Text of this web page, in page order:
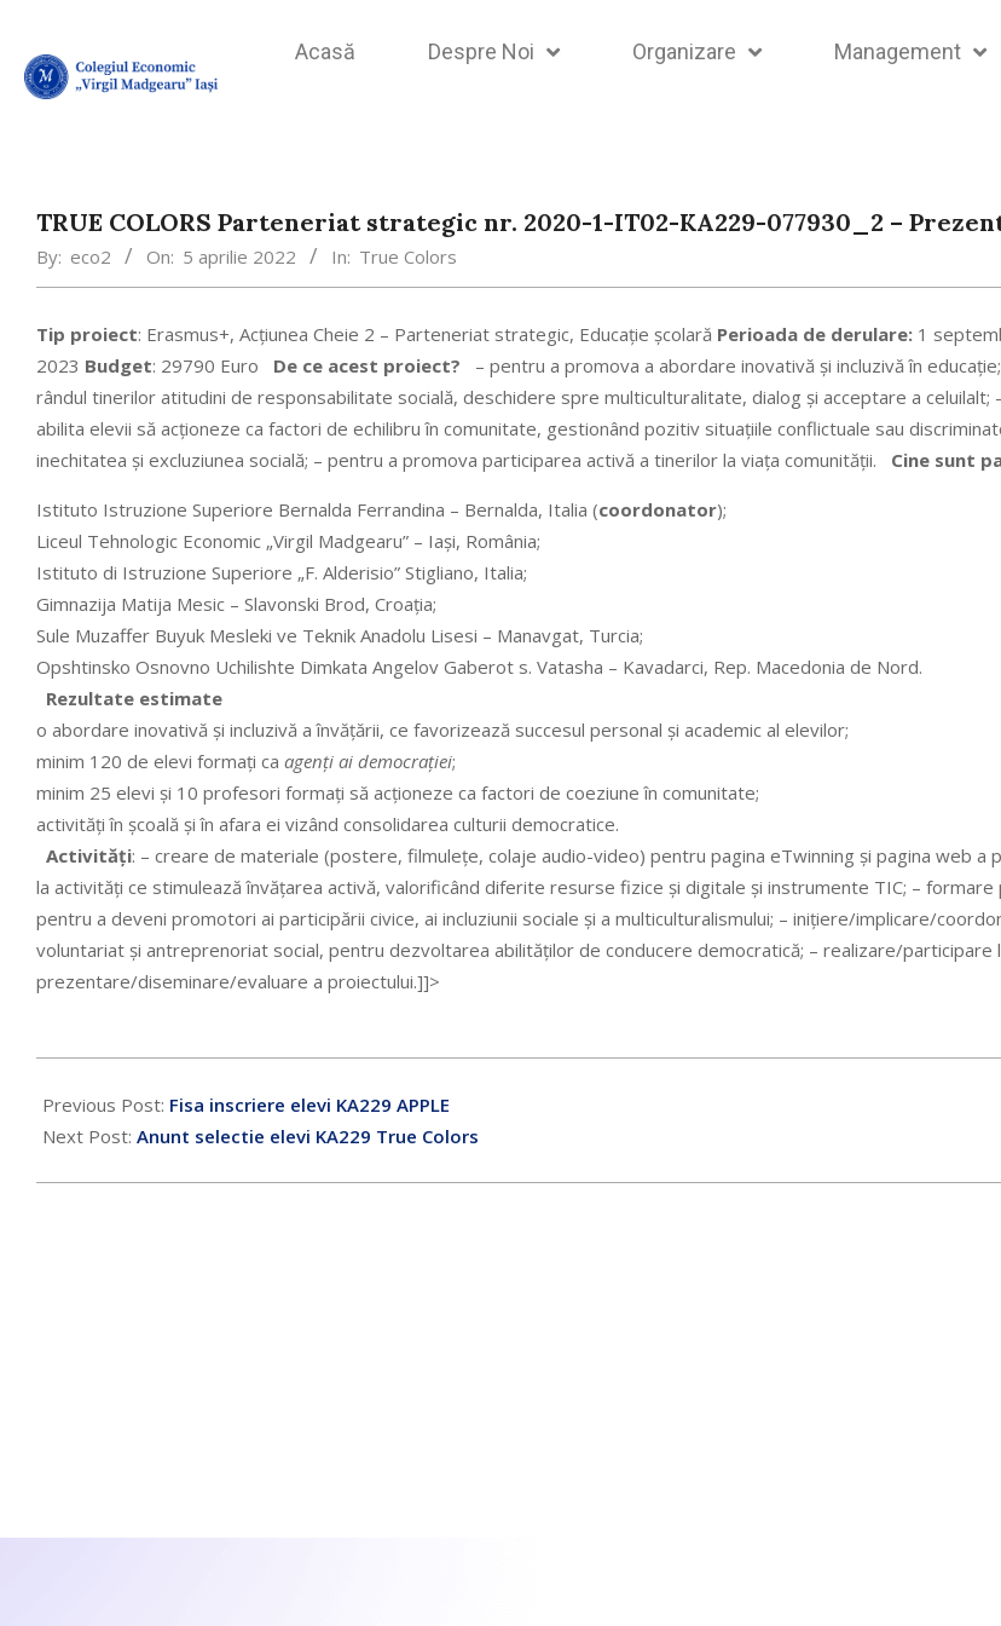
Acasă Despre Noi Organizare Management
TRUE COLORS Parteneriat strategic nr. 2020-1-IT02-KA229-077930_2 –
By: eco2 On: 5 aprilie 2022 In: True Colors
Tip proiect: Erasmus+, Acţiunea Cheie 2 – Parteneriat strategic, Educaţie şcolară Perioada de derulare: 1
2023 Budget: 29790 Euro De ce acest proiect?
– pentru a promova a abordare inovativă şi incluzivă în
rândul tinerilor atitudini de responsabilitate socială, deschidere spre multiculturalitate, dialog şi acceptare a celuilalt;
abilita elevii să acţioneze ca factori de echilibru în comunitate, gestionând pozitiv situaţiile conflictuale sau
inechitatea şi excluziunea socială; – pentru a promova participarea activă a tinerilor la viaţa comunităţii. Cine sunt
Istituto Istruzione Superiore Bernalda Ferrandina – Bernalda, Italia (coordonator);
Liceul Tehnologic Economic „Virgil Madgearu” – Iaşi, România;
Istituto di Istruzione Superiore „F. Alderisio” Stigliano, Italia;
Gimnazija Matija Mesic – Slavonski Brod, Croaţia;
Sule Muzaffer Buyuk Mesleki ve Teknik Anadolu Lisesi – Manavgat, Turcia;
Opshtinsko Osnovno Uchilishte Dimkata Angelov Gaberot s. Vatasha – Kavadarci, Rep. Macedonia de Nord.
Rezultate estimate
o abordare inovativă şi incluzivă a învăţării, ce favorizează succesul personal şi academic al elevilor;
minim 120 de elevi formaţi ca agenţi ai democraţiei;
minim 25 elevi şi 10 profesori formaţi să acţioneze ca factori de coeziune în comunitate;
activităţi în şcoală şi în afara ei vizând consolidarea culturii democratice.
Activităţi: – creare de materiale (postere, filmuleţe, colaje audio-video) pentru pagina eTwinning şi pagina web a
la activităţi ce stimulează învăţarea activă, valorificând diferite resurse fizice şi digitale şi instrumente TIC; –
pentru a deveni promotori ai participării civice, ai incluziunii sociale şi a multiculturalismului; – iniţiere/implicare/
voluntariat şi antreprenoriat social, pentru dezvoltarea abilităţilor de conducere democratică; – realizare/participare
prezentare/diseminare/evaluare a proiectului.]]>
Previous Post: Fisa inscriere elevi KA229 APPLE
Next Post: Anunt selectie elevi KA229 True Colors